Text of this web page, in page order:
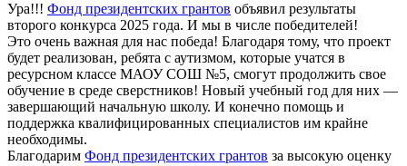
Ура!!! Фонд президентских грантов объявил результаты
второго конкурса 2025 года. И мы в числе победителей!
Это очень важная для нас победа! Благодаря тому, что проект
будет реализован, ребята с аутизмом, которые учатся в
ресурсном классе МАОУ СОШ №5, смогут продолжить свое
обучение в среде сверстников! Новый учебный год для них —
завершающий начальную школу. И конечно помощь и
поддержка квалифицированных специалистов им крайне
необходимы.
Благодарим Фонд президентских грантов за высокую оценку